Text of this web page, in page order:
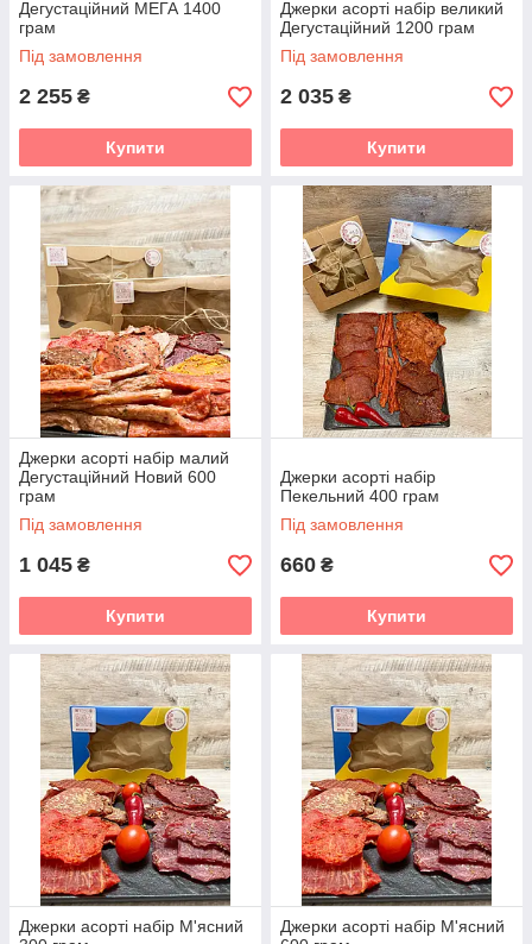
Дегустаційний МЕГА 1400
грам
Під замовлення
2 255 ₴
Купити
Джерки асорті набір великий
Дегустаційний 1200 грам
Під замовлення
2 035 ₴
Купити
Джерки асорті набір малий
Дегустаційний Новий 600
грам
Під замовлення
1 045 ₴
Купити
Джерки асорті набір
Пекельний 400 грам
Під замовлення
660 ₴
Купити
Джерки асорті набір М'ясний
Джерки асорті набір М'ясний